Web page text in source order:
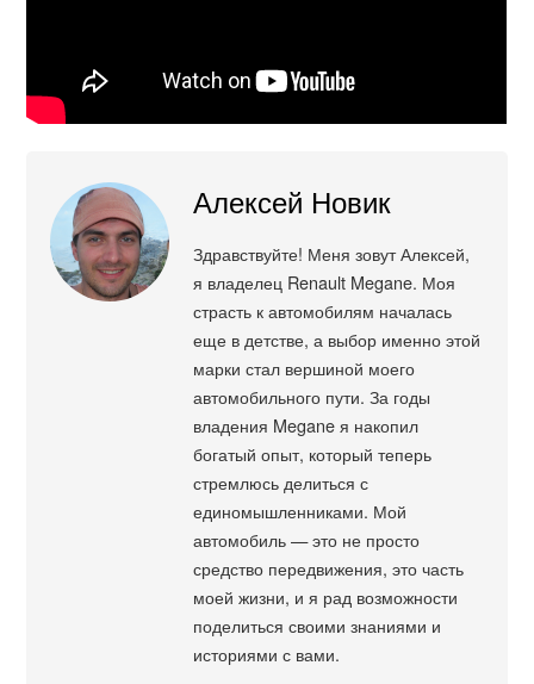
Алексей Новик
Здравствуйте! Меня зовут Алексей,
я владелец Renault Megane. Моя
страсть к автомобилям началась
еще в детстве, а выбор именно этой
марки стал вершиной моего
автомобильного пути. За годы
владения Megane я накопил
богатый опыт, который теперь
стремлюсь делиться с
единомышленниками. Мой
автомобиль — это не просто
средство передвижения, это часть
моей жизни, и я рад возможности
поделиться своими знаниями и
историями с вами.